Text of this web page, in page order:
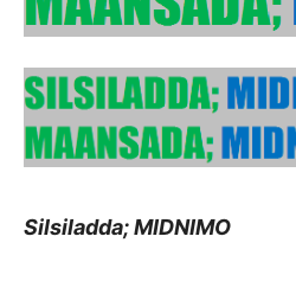
Silsiladda; MIDNIMO